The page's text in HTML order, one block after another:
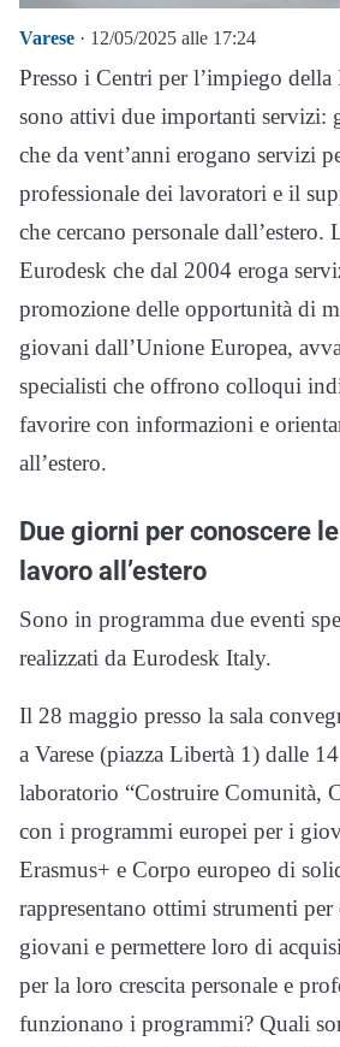
Varese · 12/05/2025 alle 17:24
Presso i Centri per l’impiego
sono attivi due importanti servizi:
che da vent’anni erogano servizi
professionale dei lavoratori e il
che cercano personale dall’estero.
Eurodesk che dal 2004 eroga
promozione delle opportunità di
giovani dall’Unione Europea,
specialisti che offrono colloqui
favorire con informazioni e
all’estero.
Due giorni per conoscere
lavoro all’estero
Sono in programma due eventi
realizzati da Eurodesk Italy.
Il 28 maggio presso la sala
a Varese (piazza Libertà 1) dalle
laboratorio “Costruire Comunità,
con i programmi europei per i
Erasmus+ e Corpo europeo di
rappresentano ottimi strumenti
giovani e permettere loro di
per la loro crescita personale e
funzionano i programmi? Quali